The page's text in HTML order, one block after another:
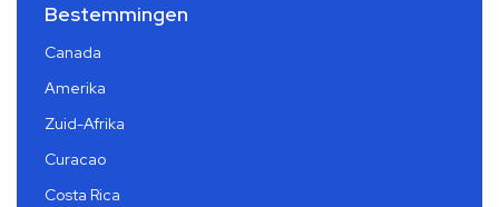
Bestemmingen
Canada
Amerika
Zuid-Afrika
Curacao
Costa Rica